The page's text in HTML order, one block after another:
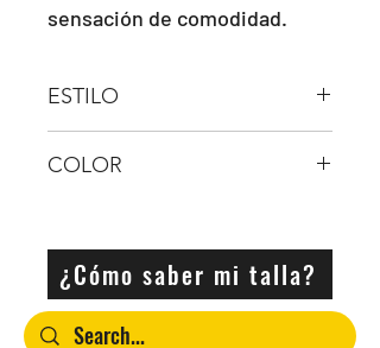
sensación de comodidad.
ESTILO
COLOR
¿Cómo saber mi talla?